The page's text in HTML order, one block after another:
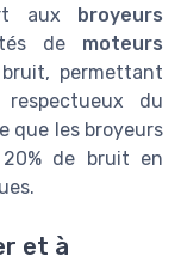
aux
broyeurs
de moteurs
permettant
du
que les broyeurs
de bruit en
et à